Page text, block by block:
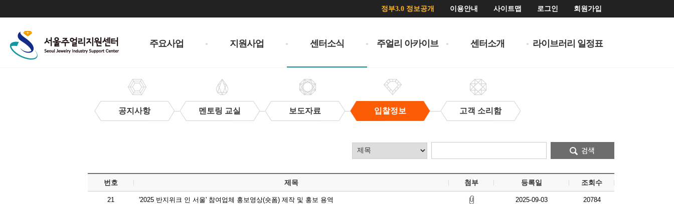
정부3.0 정보공개 이용안내 사이트맵 로그인 회원가입
주요사업 지원사업 센터소식 주얼리 아카이브 센터소개 라이브러리 일정표
공지사항 멘토링 교실 보도자료 입찰정보 고객 소리함
번호 제목 첨부 등록일 조회수
21 '2025 반지위크 인 서울' 참여업체 홍보영상(숏폼) 제작 및 홍보 용역 2025-09-03 20784